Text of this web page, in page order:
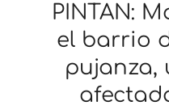
PINTAN:
el barrio
pujanza,